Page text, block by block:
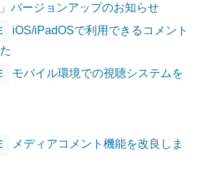
バージョンアップのお知らせ
iOS/iPadOSで利用できるコメント
モバイル環境での視聴システムを
メディアコメント機能を改良しま